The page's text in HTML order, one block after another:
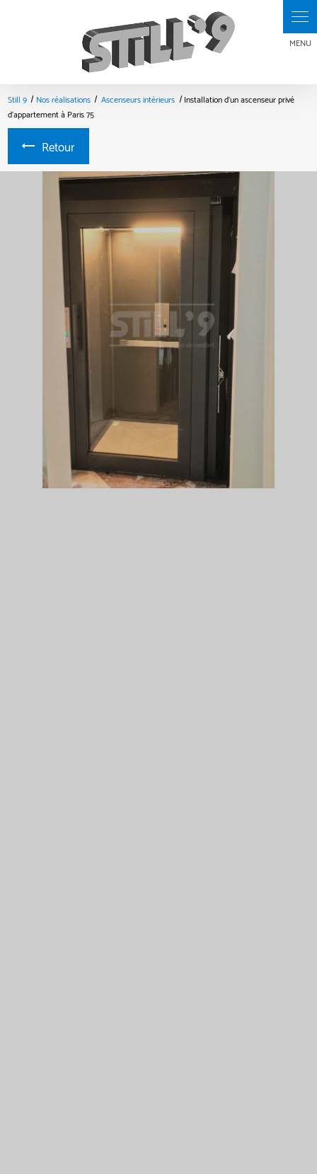
Still 9 Nos réalisations Ascenseurs intérieurs
Installation d'un ascenseur privé
d'appartement à Paris 75
Retour